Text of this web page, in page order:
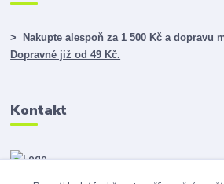
> Nakupte alespoň za 1 500 Kč a dopravu
Dopravné již od 49 Kč.
Kontakt